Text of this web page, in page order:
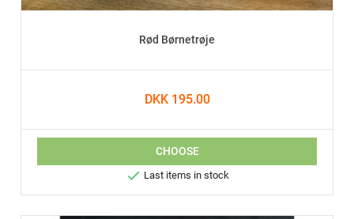
Rød Børnetrøje
DKK 195.00
CHOOSE
 Last items in stock